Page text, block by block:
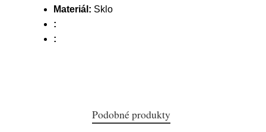
Materiál: Sklo
:
:
Podobné produkty